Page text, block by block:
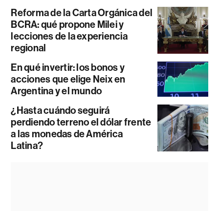
Reforma de la Carta Orgánica del
BCRA: qué propone Milei y
lecciones de la experiencia
regional
En qué invertir: los bonos y
acciones que elige Neix en
Argentina y el mundo
¿Hasta cuándo seguirá
perdiendo terreno el dólar frente
a las monedas de América
Latina?